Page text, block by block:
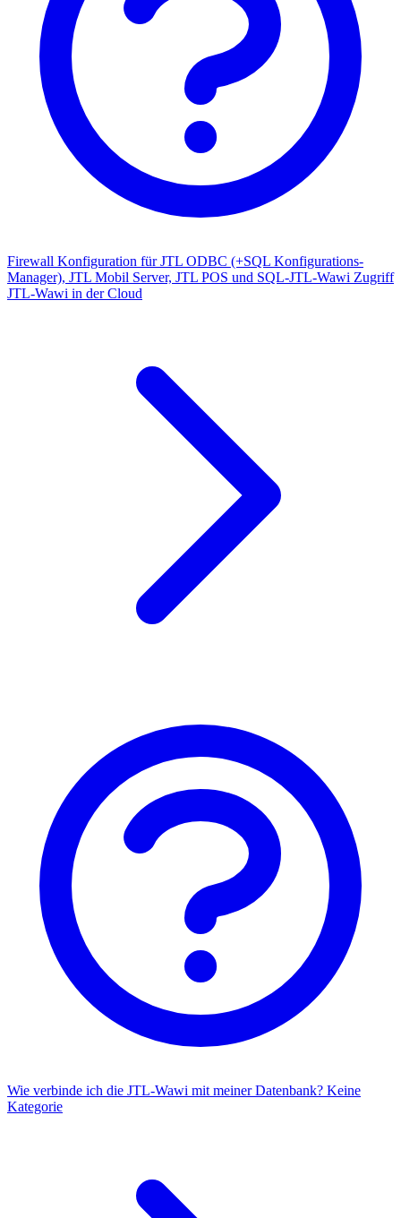
Firewall Konfiguration für JTL ODBC (+SQL Konfigurations-
Manager), JTL Mobil Server, JTL POS und SQL-JTL-Wawi Zugriff
JTL-Wawi in der Cloud
Wie verbinde ich die JTL-Wawi mit meiner Datenbank? Keine
Kategorie